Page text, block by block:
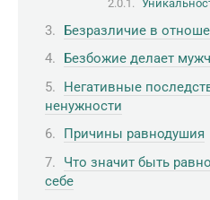
Безразличие в
Безбожие делает
Негативные
ненужности
Причины равнодушия
Что значит быть
себе